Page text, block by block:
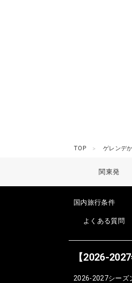
TOP ゲレンデ
関東発
国内旅行条件
よくある質問
【2026-
2026-2027シーズ